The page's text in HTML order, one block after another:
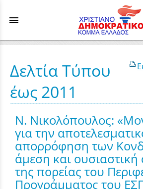
menu
Δελτία Τύπου
έως 2011
Ν. Νικολόπουλος:
για την
απορρόφηση των
άμεση και ουσιαστική
της πορείας του
Προγράμματος του